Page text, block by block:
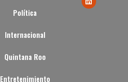
Política
Internacional
Quintana Roo
Entretenimiento